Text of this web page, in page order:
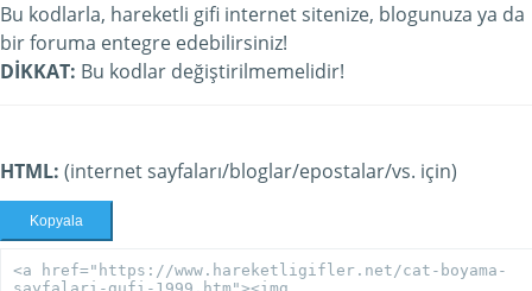
Bu kodlarla, hareketli gifi internet sitenize, blogunuza ya da
bir foruma entegre edebilirsiniz!
DİKKAT: Bu kodlar değiştirilmemelidir!
HTML: (internet sayfaları/bloglar/epostalar/vs. için)
Kopyala